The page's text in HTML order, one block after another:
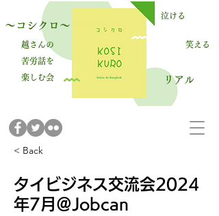
～コシクロ～
越さんの
苦労話を
楽しむ会
笑える
泣ける
​リアル
< Back
タイビジネス交流会2024
年7月＠Jobcan